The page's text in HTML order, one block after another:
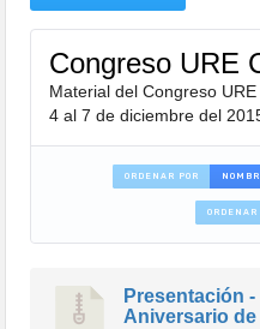
Congreso URE
Material del Congreso
4 al 7 de diciembre del
ORDENAR POR
ORDENAR
Presentación -
Aniversario de